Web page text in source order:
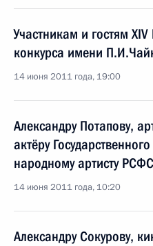
Участникам и гостям
конкурса имени
14 июня 2011 года, 19:00
Александру Потапову,
актёру
народному артисту
14 июня 2011 года, 10:20
Александру Сокурову,